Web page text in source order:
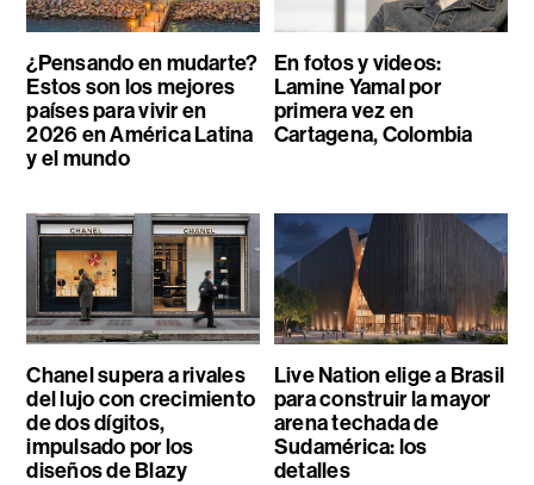
¿Pensando en mudarte?
Estos son los mejores
países para vivir en
2026 en América Latina
y el mundo
En fotos y videos:
Lamine Yamal por
primera vez en
Cartagena, Colombia
Chanel supera a rivales
del lujo con crecimiento
de dos dígitos,
impulsado por los
diseños de Blazy
Live Nation elige a Brasil
para construir la mayor
arena techada de
Sudamérica: los
detalles